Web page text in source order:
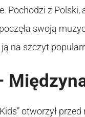
Pochodzi z Polski,
swoją
na szczyt
otworzył